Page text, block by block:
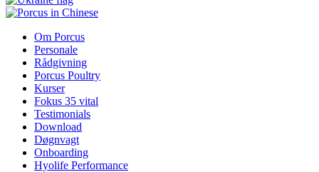
Om Porcus
Personale
Rådgivning
Porcus Poultry
Kurser
Fokus 35 vital
Testimonials
Download
Døgnvagt
Onboarding
Hyolife Performance